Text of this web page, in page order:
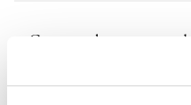
Geen resultaten